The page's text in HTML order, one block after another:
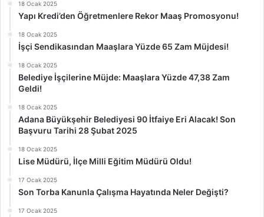
18 Ocak 2025
Yapı Kredi’den Öğretmenlere Rekor Maaş Promosyonu!
18 Ocak 2025
İşçi Sendikasından Maaşlara Yüzde 65 Zam Müjdesi!
18 Ocak 2025
Belediye İşçilerine Müjde: Maaşlara Yüzde 47,38 Zam
Geldi!
18 Ocak 2025
Adana Büyükşehir Belediyesi 90 İtfaiye Eri Alacak! Son
Başvuru Tarihi 28 Şubat 2025
18 Ocak 2025
Lise Müdürü, İlçe Milli Eğitim Müdürü Oldu!
17 Ocak 2025
Son Torba Kanunla Çalışma Hayatında Neler Değişti?
17 Ocak 2025